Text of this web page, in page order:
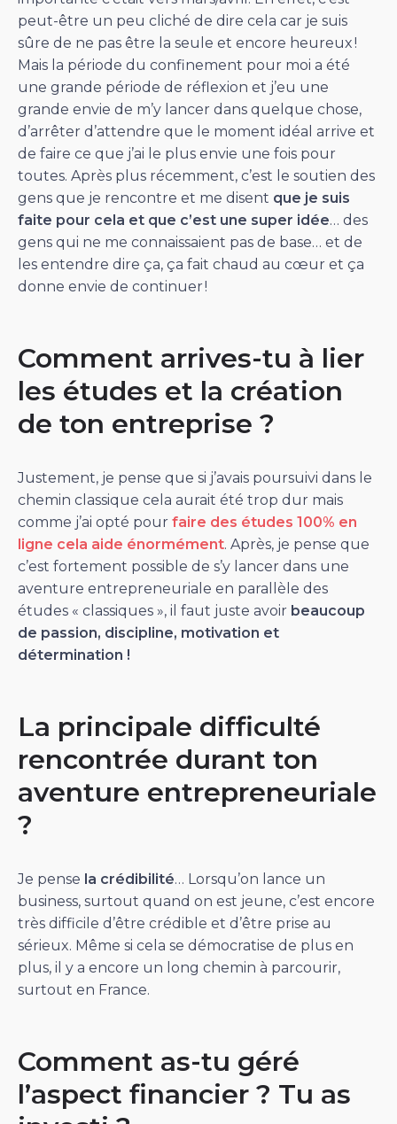
peut-être un peu cliché de dire cela car je suis
sûre de ne pas être la seule et encore heureux !
Mais la période du confinement pour moi a été
une grande période de réflexion et j’eu une
grande envie de m’y lancer dans quelque chose,
d’arrêter d’attendre que le moment idéal arrive et
de faire ce que j’ai le plus envie une fois pour
toutes. Après plus récemment, c’est le soutien des
gens que je rencontre et me disent que je suis
faite pour cela et que c’est une super idée… des
gens qui ne me connaissaient pas de base… et de
les entendre dire ça, ça fait chaud au cœur et ça
donne envie de continuer !
Comment arrives-tu à lier
les études et la création
de ton entreprise ?
Justement, je pense que si j’avais poursuivi dans le
chemin classique cela aurait été trop dur mais
comme j’ai opté pour faire des études 100% en
ligne cela aide énormément. Après, je pense que
c’est fortement possible de s’y lancer dans une
aventure entrepreneuriale en parallèle des
études « classiques », il faut juste avoir beaucoup
de passion, discipline, motivation et
détermination !
La principale difficulté
rencontrée durant ton
aventure entrepreneuriale
?
Je pense la crédibilité… Lorsqu’on lance un
business, surtout quand on est jeune, c’est encore
très difficile d’être crédible et d’être prise au
sérieux. Même si cela se démocratise de plus en
plus, il y a encore un long chemin à parcourir,
surtout en France.
Comment as-tu géré
l’aspect financier ? Tu as